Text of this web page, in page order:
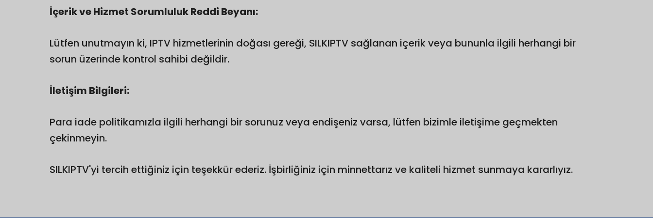
İçerik ve Hizmet Sorumluluk Reddi Beyanı:
Lütfen unutmayın ki, IPTV hizmetlerinin doğası gereği, SILKIPTV sağlanan içerik veya bununla ilgili herhangi bir
sorun üzerinde kontrol sahibi değildir.
İletişim Bilgileri:
Para iade politikamızla ilgili herhangi bir sorunuz veya endişeniz varsa, lütfen bizimle iletişime geçmekten
çekinmeyin.
SILKIPTV'yi tercih ettiğiniz için teşekkür ederiz. İşbirliğiniz için minnettarız ve kaliteli hizmet sunmaya kararlıyız.